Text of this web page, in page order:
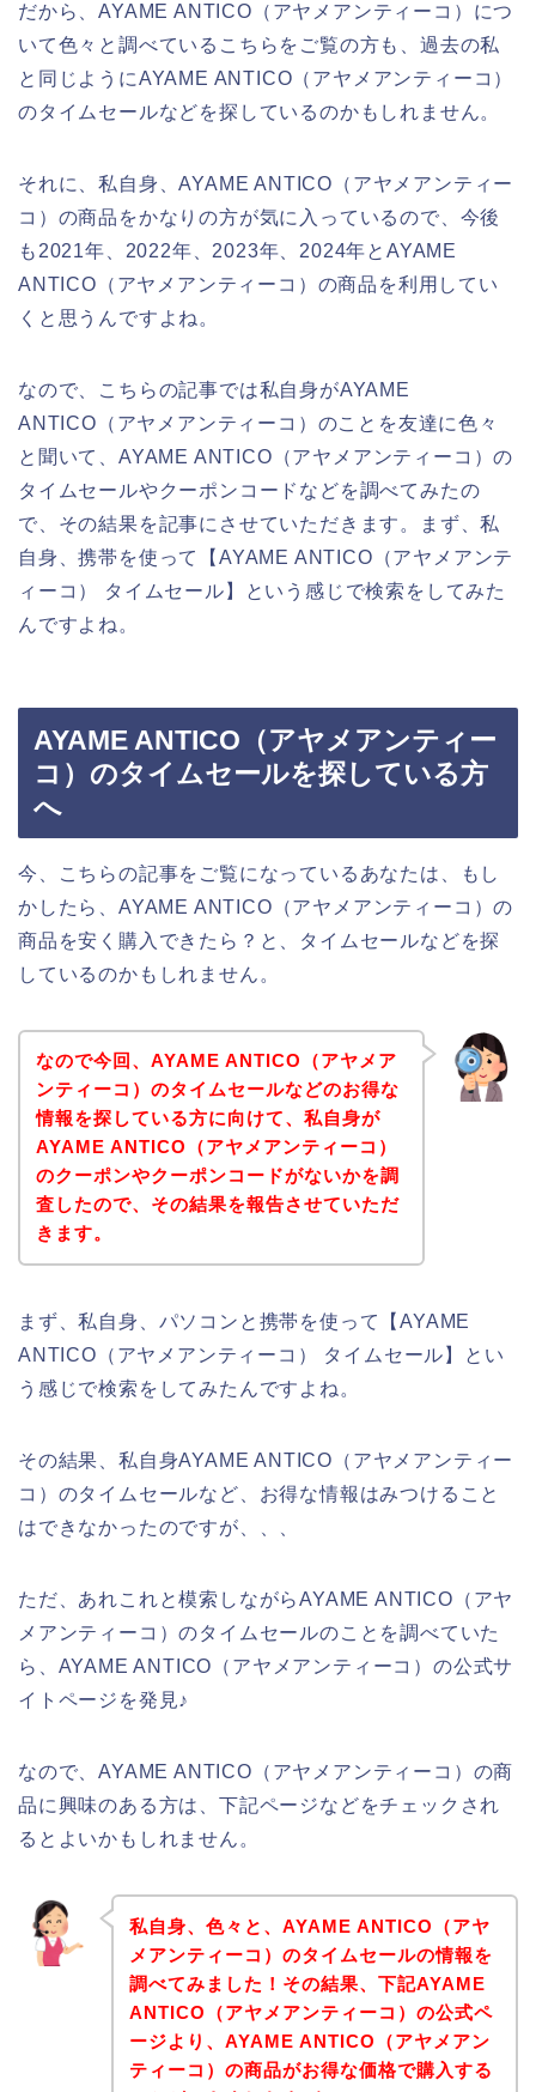
だから、AYAME ANTICO（アヤメアンティーコ）につ
いて色々と調べているこちらをご覧の方も、過去の私
と同じようにAYAME ANTICO（アヤメアンティーコ）
のタイムセールなどを探しているのかもしれません。
それに、私自身、AYAME ANTICO（アヤメアンティー
コ）の商品をかなりの方が気に入っているので、今後
も2021年、2022年、2023年、2024年とAYAME
ANTICO（アヤメアンティーコ）の商品を利用してい
くと思うんですよね。
なので、こちらの記事では私自身がAYAME
ANTICO（アヤメアンティーコ）のことを友達に色々
と聞いて、AYAME ANTICO（アヤメアンティーコ）の
タイムセールやクーポンコードなどを調べてみたの
で、その結果を記事にさせていただきます。まず、私
自身、携帯を使って【AYAME ANTICO（アヤメアンテ
ィーコ） タイムセール】という感じで検索をしてみた
んですよね。
AYAME ANTICO（アヤメアンティー
コ）のタイムセールを探している方
へ
今、こちらの記事をご覧になっているあなたは、もし
かしたら、AYAME ANTICO（アヤメアンティーコ）の
商品を安く購入できたら？と、タイムセールなどを探
しているのかもしれません。
なので今回、AYAME ANTICO（アヤメア
ンティーコ）のタイムセールなどのお得な
情報を探している方に向けて、私自身が
AYAME ANTICO（アヤメアンティーコ）
のクーポンやクーポンコードがないかを調
査したので、その結果を報告させていただ
きます。
まず、私自身、パソコンと携帯を使って【AYAME
ANTICO（アヤメアンティーコ） タイムセール】とい
う感じで検索をしてみたんですよね。
その結果、私自身AYAME ANTICO（アヤメアンティー
コ）のタイムセールなど、お得な情報はみつけること
はできなかったのですが、、、
ただ、あれこれと模索しながらAYAME ANTICO（アヤ
メアンティーコ）のタイムセールのことを調べていた
ら、AYAME ANTICO（アヤメアンティーコ）の公式サ
イトページを発見♪
なので、AYAME ANTICO（アヤメアンティーコ）の商
品に興味のある方は、下記ページなどをチェックされ
るとよいかもしれません。
私自身、色々と、AYAME ANTICO（アヤ
メアンティーコ）のタイムセールの情報を
調べてみました！その結果、下記AYAME
ANTICO（アヤメアンティーコ）の公式ペ
ージより、AYAME ANTICO（アヤメアン
ティーコ）の商品がお得な価格で購入する